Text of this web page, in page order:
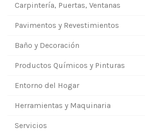
Carpintería, Puertas, Ventanas
Pavimentos y Revestimientos
Baño y Decoración
Productos Químicos y Pinturas
Entorno del Hogar
Herramientas y Maquinaria
Servicios